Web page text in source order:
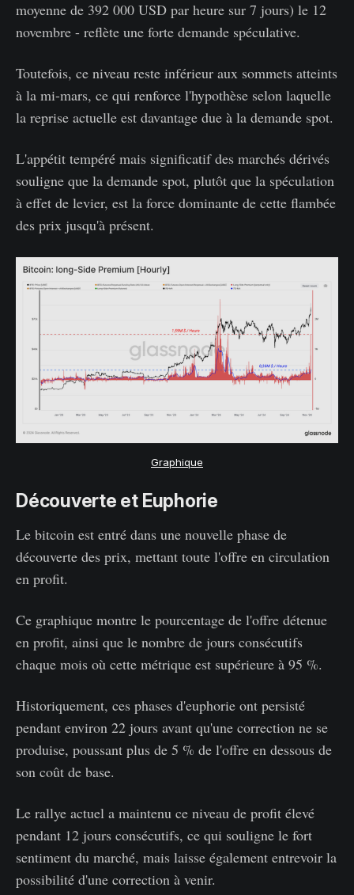
moyenne de 392 000 USD par heure sur 7 jours) le 12
novembre - reflète une forte demande spéculative.
Toutefois, ce niveau reste inférieur aux sommets atteints
à la mi-mars, ce qui renforce l'hypothèse selon laquelle
la reprise actuelle est davantage due à la demande spot.
L'appétit tempéré mais significatif des marchés dérivés
souligne que la demande spot, plutôt que la spéculation
à effet de levier, est la force dominante de cette flambée
des prix jusqu'à présent.
Graphique
Découverte et Euphorie
Le bitcoin est entré dans une nouvelle phase de
découverte des prix, mettant toute l'offre en circulation
en profit.
Ce graphique montre le pourcentage de l'offre détenue
en profit, ainsi que le nombre de jours consécutifs
chaque mois où cette métrique est supérieure à 95 %.
Historiquement, ces phases d'euphorie ont persisté
pendant environ 22 jours avant qu'une correction ne se
produise, poussant plus de 5 % de l'offre en dessous de
son coût de base.
Le rallye actuel a maintenu ce niveau de profit élevé
pendant 12 jours consécutifs, ce qui souligne le fort
sentiment du marché, mais laisse également entrevoir la
possibilité d'une correction à venir.